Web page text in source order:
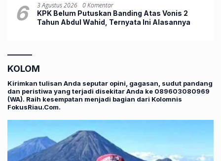
6 3 Agustus 2026 0 Komentar
KPK Belum Putuskan Banding Atas Vonis 2
Tahun Abdul Wahid, Ternyata Ini Alasannya
KOLOM
Kirimkan tulisan Anda seputar opini, gagasan, sudut pandang
dan peristiwa yang terjadi disekitar Anda ke 089603080969
(WA). Raih kesempatan menjadi bagian dari Kolomnis
FokusRiau.Com.